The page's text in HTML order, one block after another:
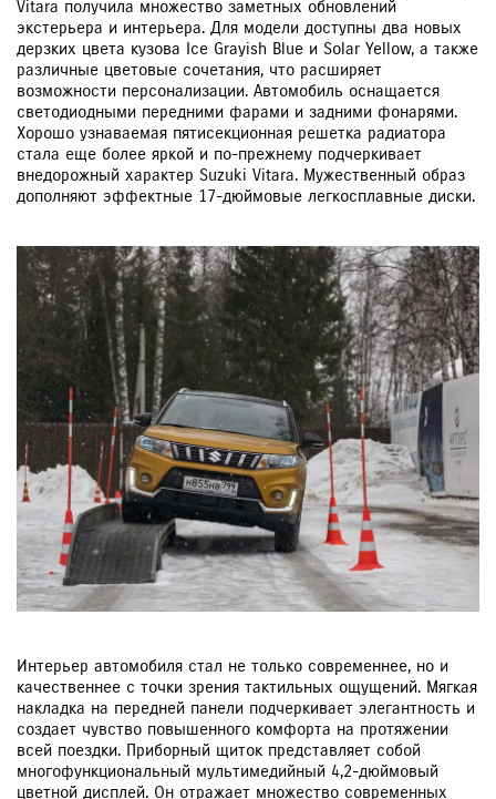
Vitara получила множество заметных обновлений
экстерьера и интерьера. Для модели доступны два новых
дерзких цвета кузова Ice Grayish Blue и Solar Yellow, а также
различные цветовые сочетания, что расширяет
возможности персонализации. Автомобиль оснащается
светодиодными передними фарами и задними фонарями.
Хорошо узнаваемая пятисекционная решетка радиатора
стала еще более яркой и по-прежнему подчеркивает
внедорожный характер Suzuki Vitara. Мужественный образ
дополняют эффектные 17-дюймовые легкосплавные диски.
Интерьер автомобиля стал не только современнее, но и
качественнее с точки зрения тактильных ощущений. Мягкая
накладка на передней панели подчеркивает элегантность и
создает чувство повышенного комфорта на протяжении
всей поездки. Приборный щиток представляет собой
многофункциональный мультимедийный 4,2-дюймовый
цветной дисплей. Он отражает множество современных